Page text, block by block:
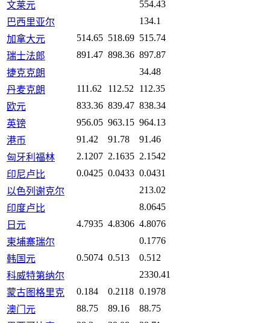
文莱元
554.43
巴西里亚尔
134.1
加拿大元
514.65 518.69 515.74
瑞士法郎
891.47 898.36 897.87
捷克克朗
34.48
丹麦克朗
111.62 112.52
112.35
欧元
833.36 839.47 838.34
英镑
956.05 963.15 964.13
港币
91.42 91.78
91.46
匈牙利福林
2.1207 2.1635 2.1542
印尼卢比
0.0425 0.0433 0.0431
以色列谢克尔
213.02
印度卢比
8.0645
日元
4.7935 4.8306 4.8076
柬埔寨瑞尔
0.1776
韩国元
0.5074 0.513
0.512
科威特第纳尔
2330.41
蒙古图格里克
0.184 0.2118 0.1978
澳门元
88.75 89.16
88.75